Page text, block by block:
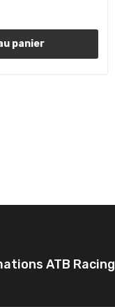
panier
ATB Racing